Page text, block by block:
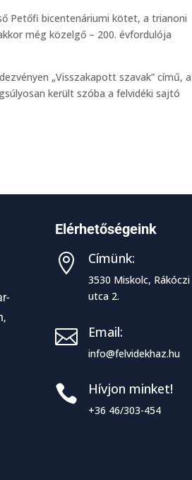
Petőfi bicentenáriumi kötet, a trianoni
még közelgő – 200. évfordulója
„Visszakapott szavak” című, a
került szóba a felvidéki sajtó
Elérhetőségeink
 Címünk:
3530 Miskolc, Rákóczi
utca 2.
 Email:
info@felvidekhaz.hu
 Hívjon minket!
+36 46/303-454